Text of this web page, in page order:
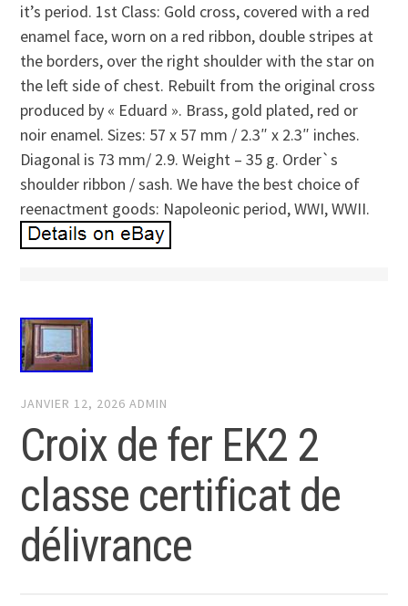
it’s period. 1st Class: Gold cross, covered with a red
enamel face, worn on a red ribbon, double stripes at
the borders, over the right shoulder with the star on
the left side of chest. Rebuilt from the original cross
produced by « Eduard ». Brass, gold plated, red or
noir enamel. Sizes: 57 x 57 mm / 2.3″ x 2.3″ inches.
Diagonal is 73 mm/ 2.9. Weight – 35 g. Order`s
shoulder ribbon / sash. We have the best choice of
reenactment goods: Napoleonic period, WWI, WWII.
JANVIER 12, 2026 ADMIN
Croix de fer EK2 2
classe certificat de
délivrance